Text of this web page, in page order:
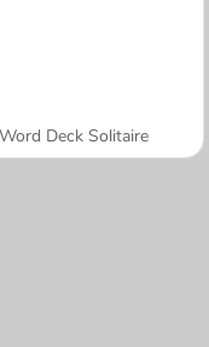
Word Deck Solitaire